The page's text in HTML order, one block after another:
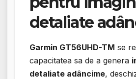
detaliate
Garmin GT56UHD-TM se
capacitatea sa de a genera
detaliate adâncime,